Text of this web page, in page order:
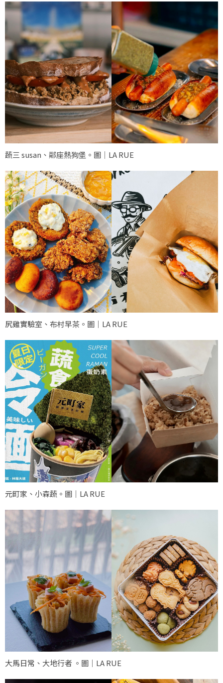
蔬三 susan、鄰座熱狗堡。圖｜LA RUE
尻雞實驗室、布村早茶。圖｜LA RUE
元町家、小森蔬。圖｜LA RUE
大馬日常、大地行者 。圖｜LA RUE